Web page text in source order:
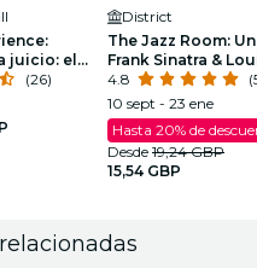
juicio: el
a Dios»
(26)
District
The Jazz Room:
Frank Sinatra &
Armstrong
4.8
10 sept - 23 ene
Hasta 20% de
Desde 19,24 GBP
15,54 GBP